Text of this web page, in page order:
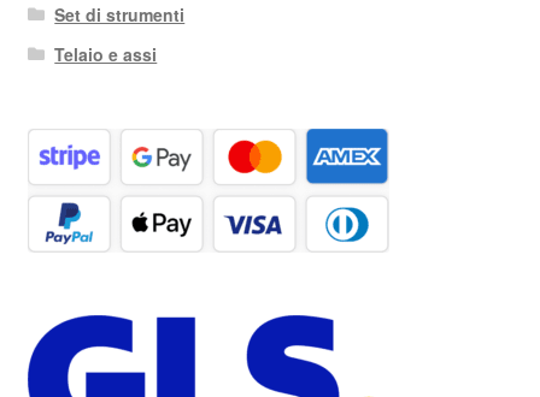
Set di strumenti
Telaio e assi